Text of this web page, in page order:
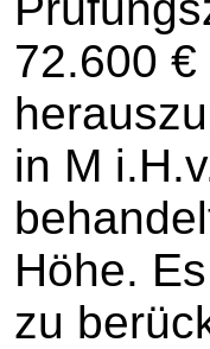
72.600
in M
Höhe.
zu